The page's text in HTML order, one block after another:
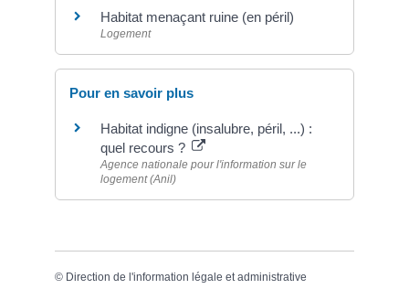
Habitat menaçant ruine (en péril)
Logement
Pour en savoir plus
Habitat indigne (insalubre, péril, ...) :
quel recours ?
Agence nationale pour l'information sur le
logement (Anil)
© Direction de l'information légale et administrative